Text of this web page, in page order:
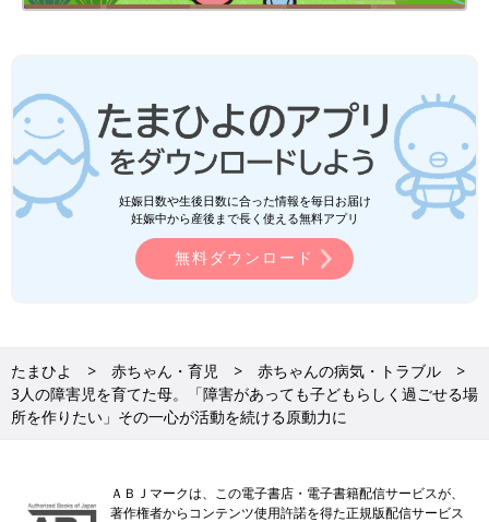
妊娠日数や生後日数に合った情報を毎日お届け
妊娠中から産後まで長く使える無料アプリ
無料ダウンロード
たまひよ 赤ちゃん・育児
赤ちゃんの病気・トラブル
3人の障害児を育てた母。「障害があっても子どもらしく過ごせる場
所を作りたい」その一心が活動を続ける原動力に
ＡＢＪマークは、この電子書店・電子書籍配信サービスが、
著作権者からコンテンツ使用許諾を得た正規版配信サービス